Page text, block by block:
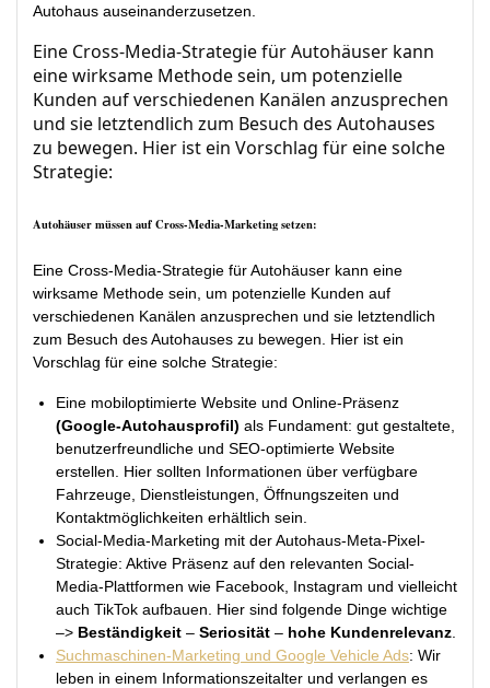
Autohaus auseinanderzusetzen.
Eine Cross-Media-Strategie für Autohäuser kann
eine wirksame Methode sein, um potenzielle
Kunden auf verschiedenen Kanälen anzusprechen
und sie letztendlich zum Besuch des Autohauses
zu bewegen. Hier ist ein Vorschlag für eine solche
Strategie:
Autohäuser müssen auf Cross-Media-Marketing setzen:
Eine Cross-Media-Strategie für Autohäuser kann eine
wirksame Methode sein, um potenzielle Kunden auf
verschiedenen Kanälen anzusprechen und sie letztendlich
zum Besuch des Autohauses zu bewegen. Hier ist ein
Vorschlag für eine solche Strategie:
Eine mobiloptimierte Website und Online-Präsenz
(Google-Autohausprofil) als Fundament: gut gestaltete,
benutzerfreundliche und SEO-optimierte Website
erstellen. Hier sollten Informationen über verfügbare
Fahrzeuge, Dienstleistungen, Öffnungszeiten und
Kontaktmöglichkeiten erhältlich sein.
Social-Media-Marketing mit der Autohaus-Meta-Pixel-
Strategie: Aktive Präsenz auf den relevanten Social-
Media-Plattformen wie Facebook, Instagram und vielleicht
auch TikTok aufbauen. Hier sind folgende Dinge wichtige
–> Beständigkeit – Seriosität – hohe Kundenrelevanz
Suchmaschinen-Marketing und Google Vehicle Ads: Wir
leben in einem Informationszeitalter und verlangen es